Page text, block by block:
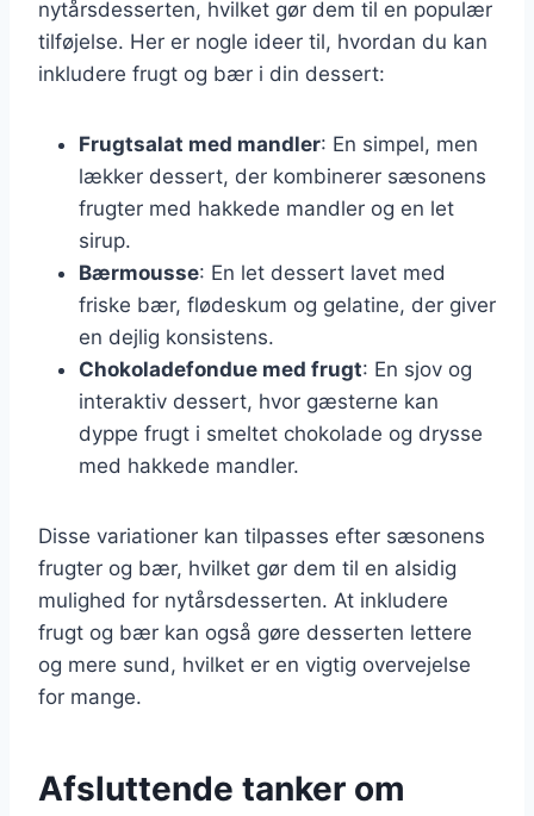
nytårsdesserten, hvilket gør dem til en populær
tilføjelse. Her er nogle ideer til, hvordan du kan
inkludere frugt og bær i din dessert:
Frugtsalat med mandler: En simpel, men
lækker dessert, der kombinerer sæsonens
frugter med hakkede mandler og en let
sirup.
Bærmousse: En let dessert lavet med
friske bær, flødeskum og gelatine, der giver
en dejlig konsistens.
Chokoladefondue med frugt: En sjov og
interaktiv dessert, hvor gæsterne kan
dyppe frugt i smeltet chokolade og drysse
med hakkede mandler.
Disse variationer kan tilpasses efter sæsonens
frugter og bær, hvilket gør dem til en alsidig
mulighed for nytårsdesserten. At inkludere
frugt og bær kan også gøre desserten lettere
og mere sund, hvilket er en vigtig overvejelse
for mange.
Afsluttende tanker om